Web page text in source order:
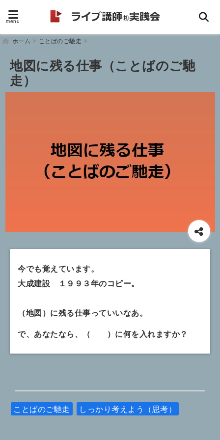
menu
ホーム ことばのご馳走
地図に残る仕事（ことばのご馳
走）
今でも覚えています。
大成建設 １９９３年のコピー。
（地図）に残る仕事っていいなあ。
で、あなたなら、（ ）に何を入れますか？
ことばのご馳走 しっかり考えよう（思考）